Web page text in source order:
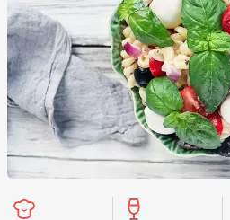
Dolci Pasqua
San Valentino